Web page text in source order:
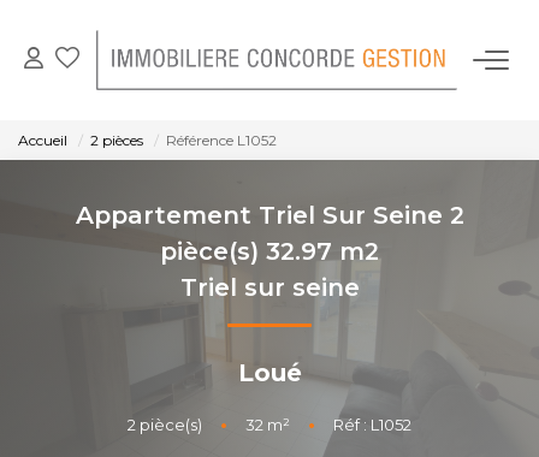
NOTRE AGENCE
Accueil 2 pièces Référence L1052
Appartement Triel Sur Seine 2
pièce(s) 32.97 m2
Triel sur seine
Loué
2 pièce(s) • 32 m² • Réf : L1052